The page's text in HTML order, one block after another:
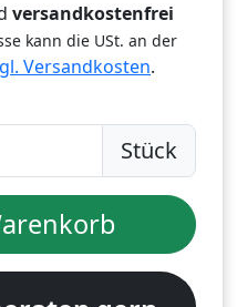
versandkostenfrei
kann die USt. an der
Versandkosten.
Stück